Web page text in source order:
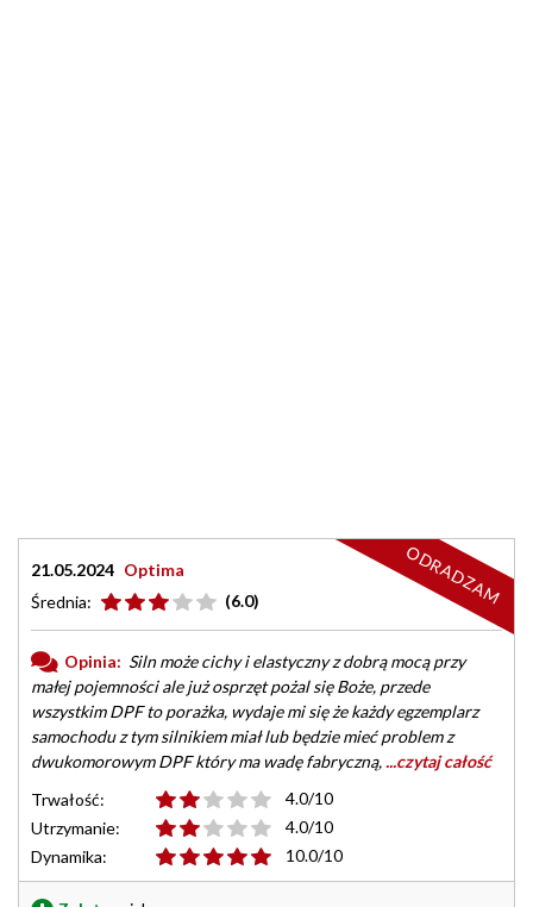
21.05.2024 Optima
Średnia:
(6.0)
Opinia: Siln może cichy i elastyczny z dobrą mocą przy
małej pojemności ale już osprzęt pożal się Boże, przede
wszystkim DPF to porażka, wydaje mi się że każdy egzemplarz
samochodu z tym silnikiem miał lub będzie mieć problem z
dwukomorowym DPF który ma wadę fabryczną, ...czytaj całość
Trwałość:
4.0/10
Utrzymanie:
4.0/10
Dynamika:
10.0/10
ODRADZAM